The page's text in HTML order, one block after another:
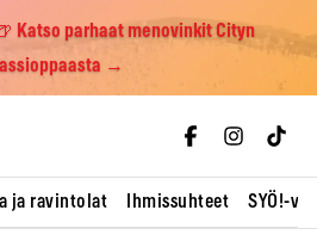
Katso parhaat menovinkit Cityn
→
ja ravintolat Ihmissuhteet SYÖ!-